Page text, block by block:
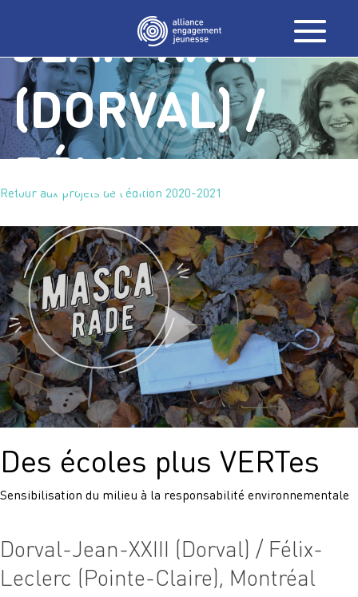
JEAN-XXIII
(DORVAL) /
FÉLIX-
LECLERC
(POINTE-
CLAIRE)
Retour aux projets de l'édition 2020-2021
Des écoles plus VERTes
Sensibilisation du milieu à la responsabilité environnementale
Dorval-Jean-XXIII (Dorval) / Félix-
Leclerc (Pointe-Claire), Montréal